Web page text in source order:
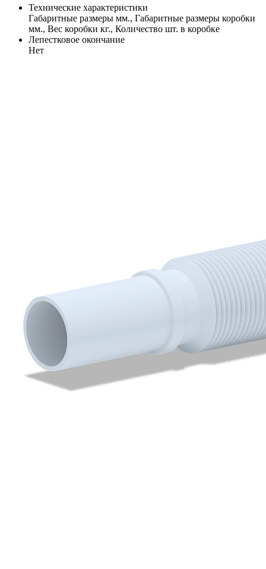
Технические характеристики
Габаритные размеры мм., Габаритные размеры коробки
мм., Вес коробки кг., Количество шт. в коробке
Лепестковое окончание
Нет